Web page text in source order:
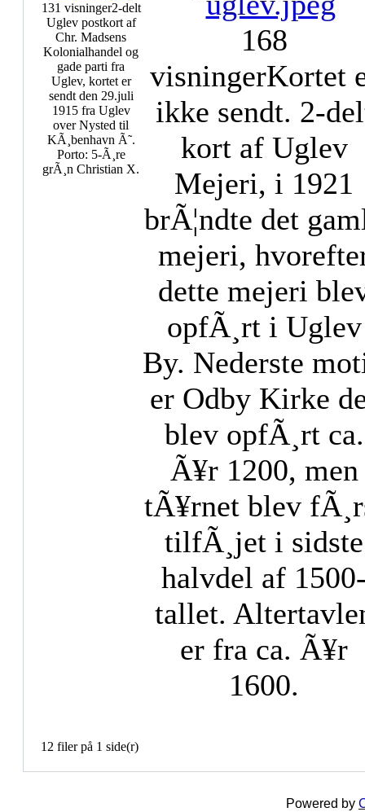
131 visninger2-delt
Uglev postkort af
Chr. Madsens
Kolonialhandel og
gade parti fra
Uglev, kortet er
sendt den 29.juli
1915 fra Uglev
over Nysted til
KÃ¸benhavn Ã˜.
Porto: 5-Ã¸re
grÃ¸n Christian X.
168
visningerKortet
ikke sendt. 2-
kort af Uglev
Mejeri, i 1921
brÃ¦ndte det
mejeri,
dette mejeri
opfÃ¸rt i Uglev
By. Nederste
er Odby Kirke
blev opfÃ¸rt ca.
Ã¥r 1200, men
tÃ¥rnet blev
tilfÃ¸jet i sidste
halvdel af
tallet.
er fra ca. Ã¥r
1600.
12 filer på 1 side(r)
Powered by